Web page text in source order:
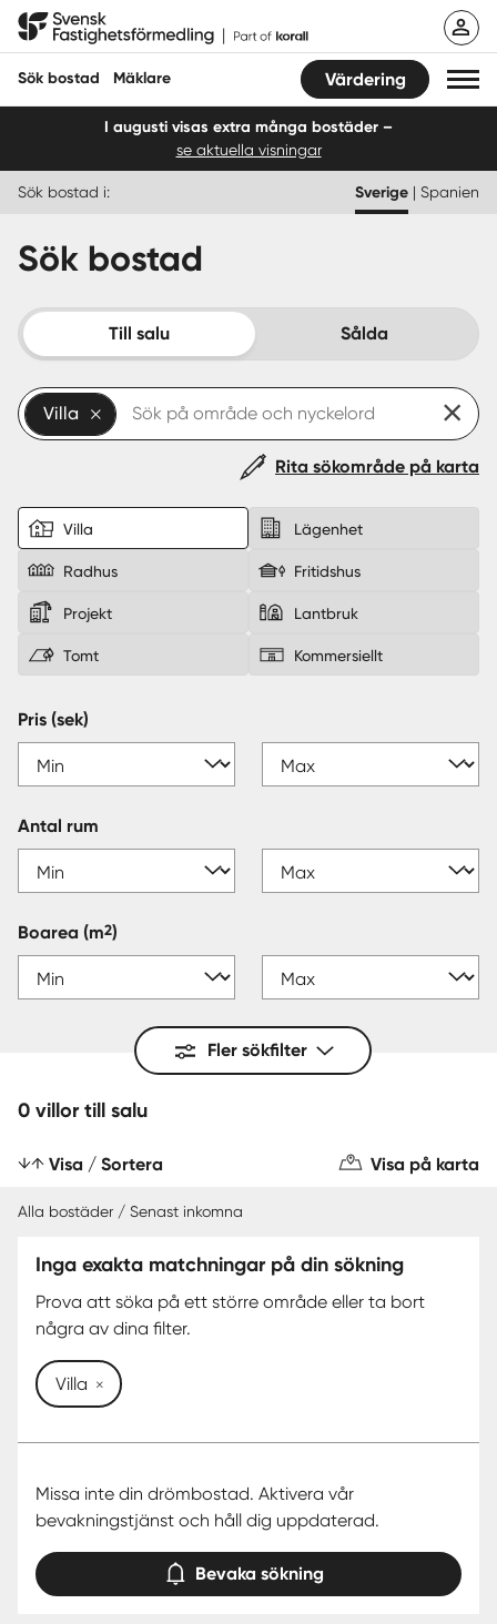
Hoppa
Svensk Fastighetsförmedling
Sök bostad Mäklare Värdering
Sälja
Köpa
Start
Sverige|Spanien
I augusti visas extra många bostäder –
se aktuella visningar
Sök bostad i: Sverige | Spanien
Sök bostad
Till salu Sålda
Villa
Rita sökområde på karta
Villa Lägenhet
Radhus Fritidshus
Projekt Lantbruk
Tomt Kommersiellt
Pris (sek)
Antal rum
Boarea (m2)
Fler sökfilter
0 villor till salu
Visa / Sortera Visa på karta
Alla bostäder / Senast inkomna
Inga exakta matchningar på din sökning
Prova att söka på ett större område eller ta bort
några av dina filter.
Villa
Missa inte din drömbostad. Aktivera vår
bevakningstjänst och håll dig uppdaterad.
Bevaka sökning